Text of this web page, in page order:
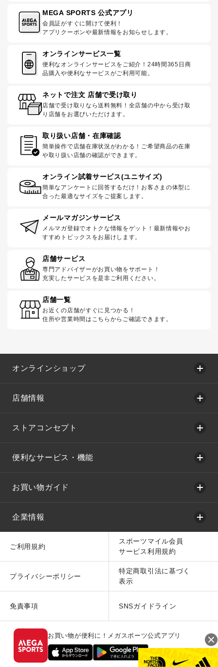
MEGA SPORTS 公式アプリ
会員証がすぐに開けて便利！
アプリクーポンや最新情報をお知らせします。
オンラインサービス一覧
便利なオンラインサービスをご紹介！24時間365日商
品購入や便利なサービスがご利用可能。
ネットで注文 店舗で受け取り
店舗で受け取りなら送料無料！全店舗の中から受け取
り店舗をお選びいただけます。
取り扱い店舗・在庫確認
簡単操作で店舗在庫状況がわかる！ご希望商品の在庫
や取り扱い店舗の確認ができます。
オンライン試着サービス(ユニサイズ)
簡単なアンケートに回答するだけ！お客さまの体型に
合った最適なサイズをご提案します。
メールマガジンサービス
メルマガ登録でオトクな情報をゲット！最新情報やお
すすめトピックスをお届けします。
店舗サービス
専門アドバイザーがお買い物をサポート！
充実したサービスを是非ご利用ください。
店舗一覧
お近くの店舗がすぐに見つかる！
住所や営業時間はこちらからご確認できます。
オンラインショップ
店舗情報
ストアコンセプト
便利なサービス・機能
お買い物ガイド
企業情報
ご利用規約
スポーツマイル会員
サービス利用規約
プライバシーポリシー
特定商取引法に基づく
表示
免責事項 SNSガイドライン
お買い物が便利に！メガスポーツ公式アプリ